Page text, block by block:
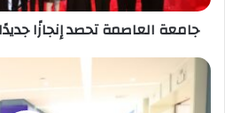
الأعمال
جامعة العاصمة تحصد إنجازًا
وزير
التعليم
العالي